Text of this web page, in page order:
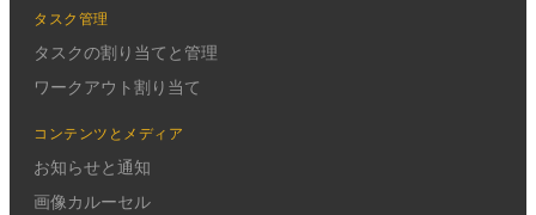
タスク管理
タスクの割り当てと管理
ワークアウト割り当て
コンテンツとメディア
お知らせと通知
画像カルーセル